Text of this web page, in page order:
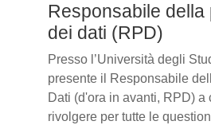
Responsabile della
dei dati (RPD)
Presso l’Università degli
presente il Responsabile
Dati (d'ora in avanti, RPD) a
rivolgere per tutte le